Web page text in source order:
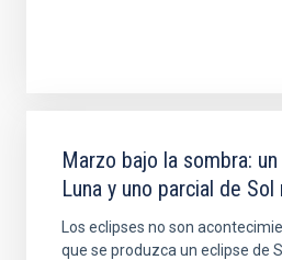
Marzo bajo la sombra:
Luna y uno parcial de
Los eclipses no son
que se produzca un eclipse de